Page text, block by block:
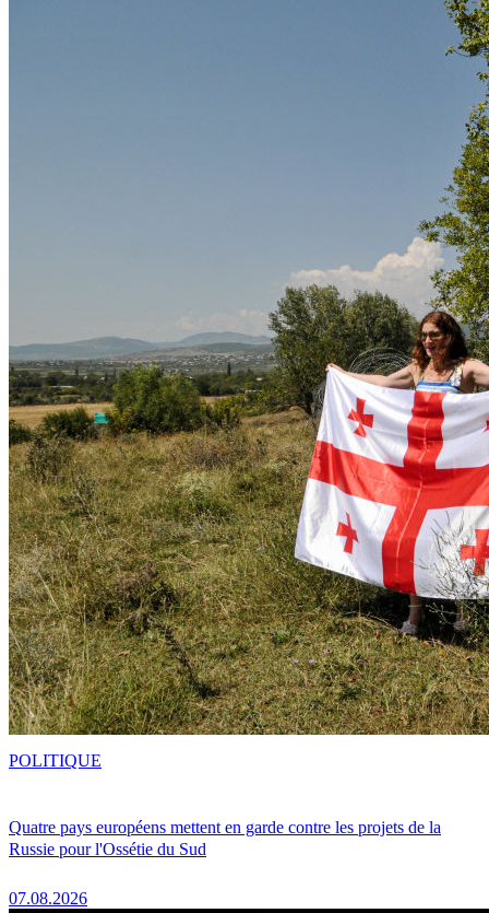
Quatre pays européens mettent en garde contre les projets de la
Russie pour l'Ossétie du Sud
07.08.2026
POLITIQUE